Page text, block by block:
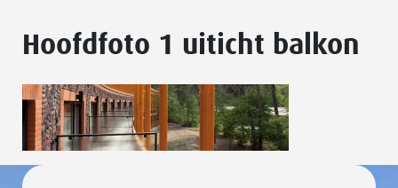
Hoofdfoto 1 uiticht balkon